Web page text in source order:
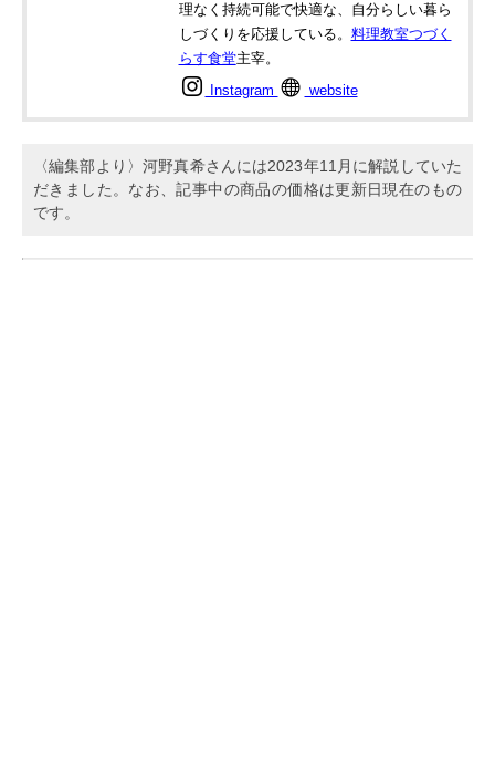
理なく持続可能で快適な、自分らしい暮ら
しづくりを応援している。 料理教室つづく
らす食堂主宰。
Instagram website
〈編集部より〉河野真希さんには2023年11月に解説していた
だきました。なお、記事中の商品の価格は更新日現在のもの
です。